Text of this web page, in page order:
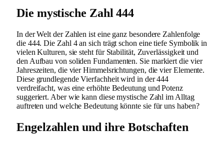
Die mystische Zahl 444
In der Welt der Zahlen ist eine ganz besondere Zahlenfolge
die 444. Die Zahl 4 an sich trägt schon eine tiefe Symbolik in
vielen Kulturen, sie steht für Stabilität, Zuverlässigkeit und
den Aufbau von soliden Fundamenten. Sie markiert die vier
Jahreszeiten, die vier Himmelsrichtungen, die vier Elemente.
Diese grundlegende Vierfachheit wird in der 444
verdreifacht, was eine erhöhte Bedeutung und Potenz
suggeriert. Aber wie kann diese mystische Zahl im Alltag
auftreten und welche Bedeutung könnte sie für uns haben?
Engelzahlen und ihre Botschaften